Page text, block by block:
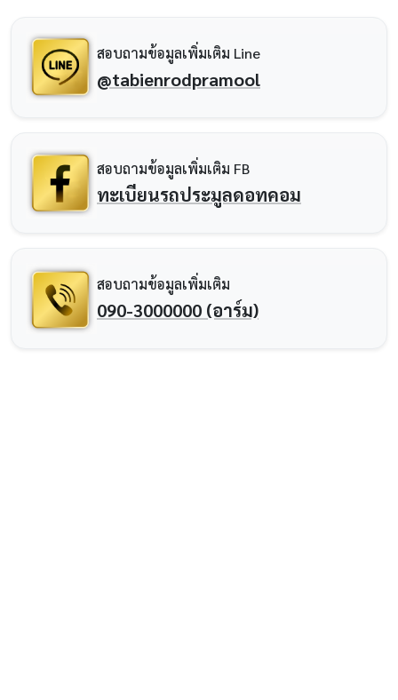
สอบถามข้อมูลเพิ่มเติม Line
@tabienrodpramool
สอบถามข้อมูลเพิ่มเติม FB
ทะเบียนรถประมูลดอทคอม
สอบถามข้อมูลเพิ่มเติม
090-3000000 (อาร์ม)